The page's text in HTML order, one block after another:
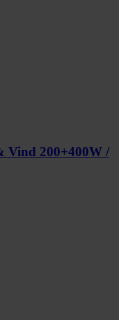
Vind 200+400W /